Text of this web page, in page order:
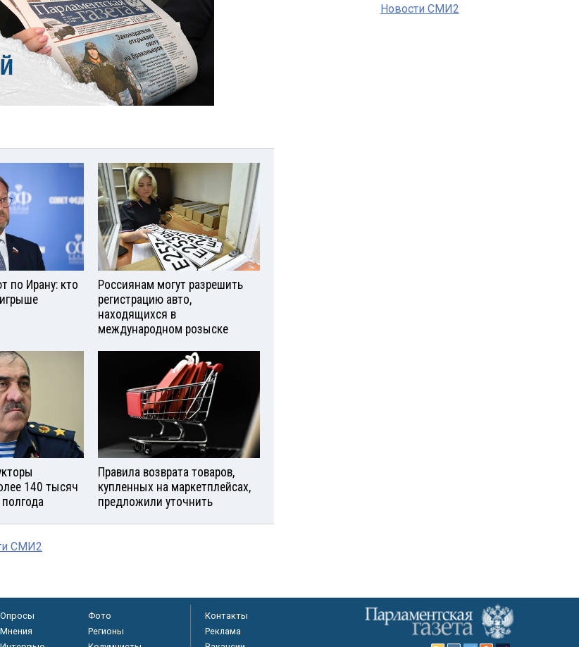
по Ирану: кто
Россиянам могут разрешить
регистрацию авто,
находящихся в
международном розыске
140 тысяч
полгода
Правила возврата товаров,
купленных на маркетплейсах,
предложили уточнить
СМИ2
Новости СМИ2
Опросы
Фото
Мнения
Регионы
Контакты
Реклама